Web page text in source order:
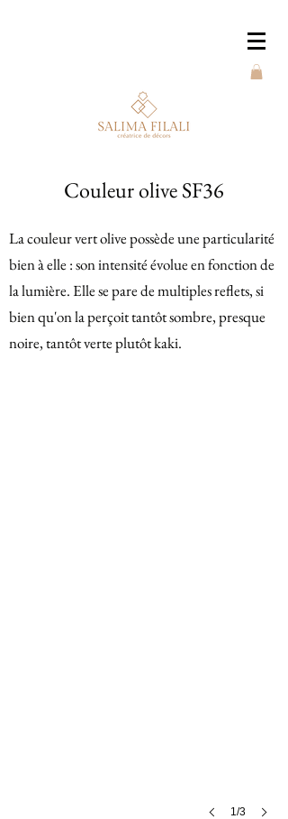
Couleur olive SF36
La couleur vert olive possède une particularité
bien à elle : son intensité évolue en fonction de
la lumière. Elle se pare de multiples reflets, si
bien qu'on la perçoit tantôt sombre, presque
noire, tantôt verte plutôt kaki.
1/3